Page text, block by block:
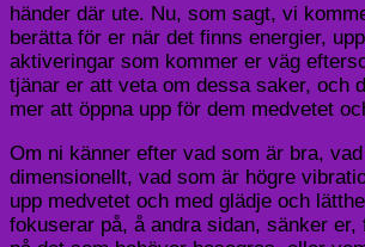
händer där ute. Nu, som sagt, vi
berätta för er när det finns energier,
aktiveringar som kommer er väg
tjänar er att veta om dessa saker, och
mer att öppna upp för dem medvetet
Om ni känner efter vad som är bra,
dimensionellt, vad som är högre
upp medvetet och med glädje och
fokuserar på, å andra sidan, sänker